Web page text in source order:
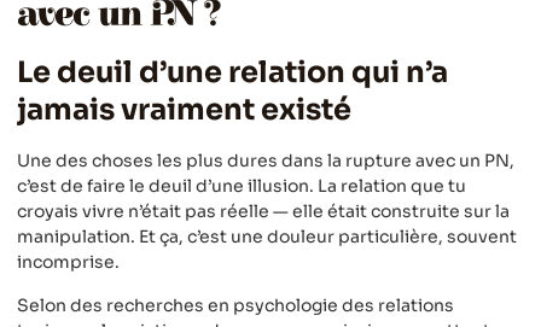
avec un PN ?
Le deuil d’une relation qui n’a
jamais vraiment existé
Une des choses les plus dures dans la rupture avec un PN,
c’est de faire le deuil d’une illusion. La relation que tu
croyais vivre n’était pas réelle — elle était construite sur la
manipulation. Et ça, c’est une douleur particulière, souvent
incomprise.
Selon des recherches en psychologie des relations